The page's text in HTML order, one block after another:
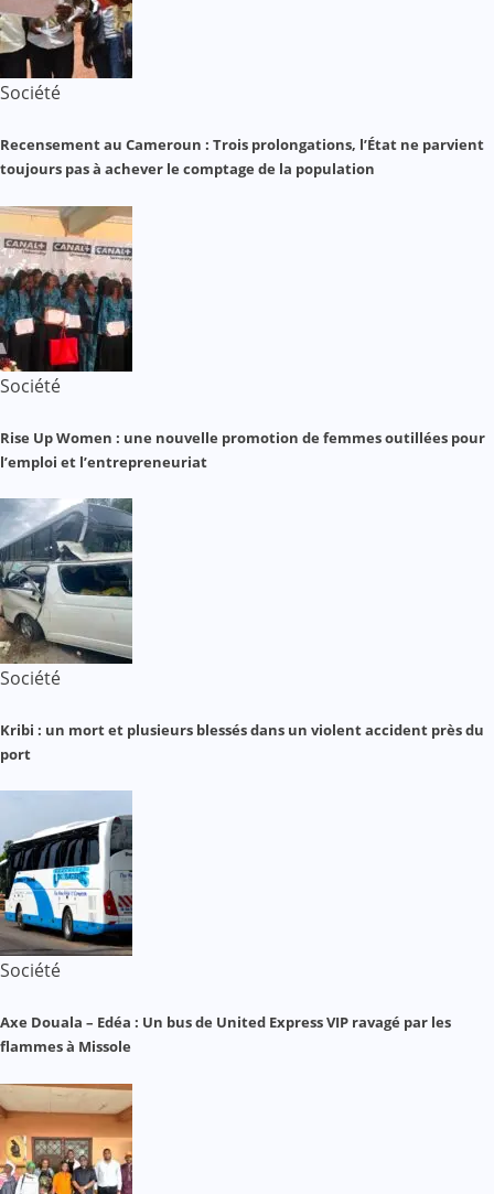
Société
Recensement au Cameroun : Trois prolongations, l’État ne parvient
toujours pas à achever le comptage de la population
Société
Rise Up Women : une nouvelle promotion de femmes outillées pour
l’emploi et l’entrepreneuriat
Société
Kribi : un mort et plusieurs blessés dans un violent accident près du
port
Société
Axe Douala – Edéa : Un bus de United Express VIP ravagé par les
flammes à Missole